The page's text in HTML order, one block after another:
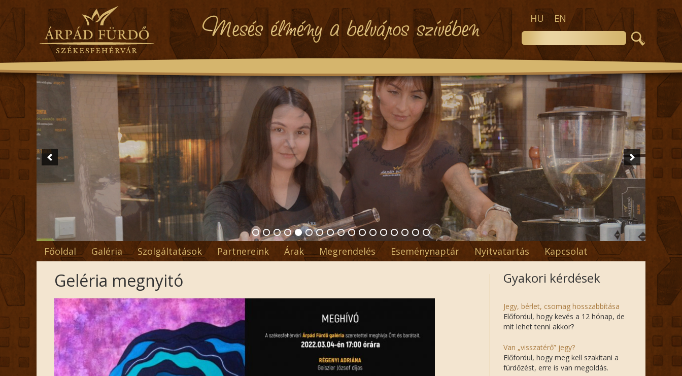
HU EN
Főoldal Galéria Szolgáltatások Partnereink Árak Megrendelés Eseménynaptár Nyitvatartás Kapcsolat
Geléria megnyitó Gyakori kérdések
Jegy, bérlet, csomag hosszabbítása
Előfordul, hogy kevés a 12 hónap, de
mit lehet tenni akkor?
Van „visszatérő” jegy?
Előfordul, hogy meg kell szakítani a
fürdőzést, erre is van megoldás.